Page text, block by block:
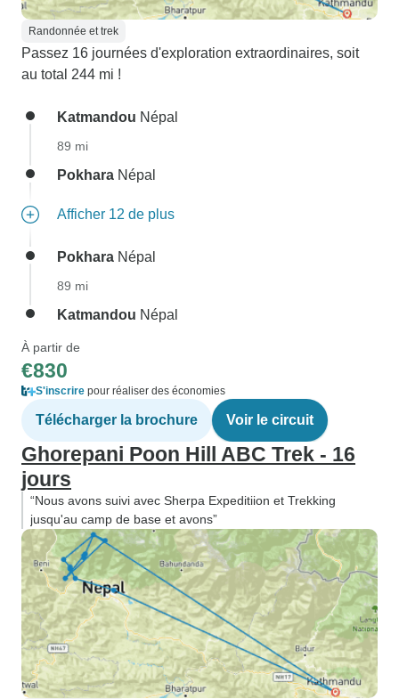
Randonnée et trek
Passez 16 journées d'exploration extraordinaires, soit
au total 244 mi !
Katmandou Népal
89 mi
Pokhara Népal
Afficher 12 de plus
Pokhara Népal
89 mi
Katmandou Népal
À partir de
€830
S'inscrire pour réaliser des économies
Télécharger la brochure Voir le circuit
Ghorepani Poon Hill ABC Trek - 16
jours
“Nous avons suivi avec Sherpa Expeditiion et Trekking
jusqu'au camp de base et avons”